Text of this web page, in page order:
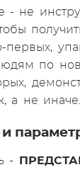
- не
первых,
по
а не иначе.
-